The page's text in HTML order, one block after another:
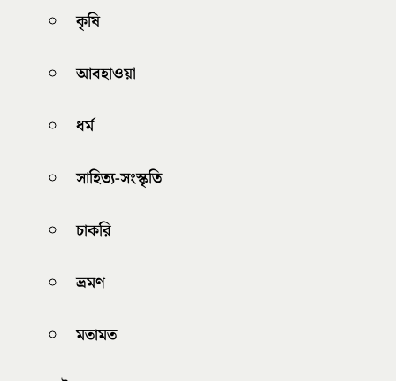
কৃষি
আবহাওয়া
ধর্ম
সাহিত্য-সংস্কৃতি
চাকরি
ভ্রমণ
মতামত